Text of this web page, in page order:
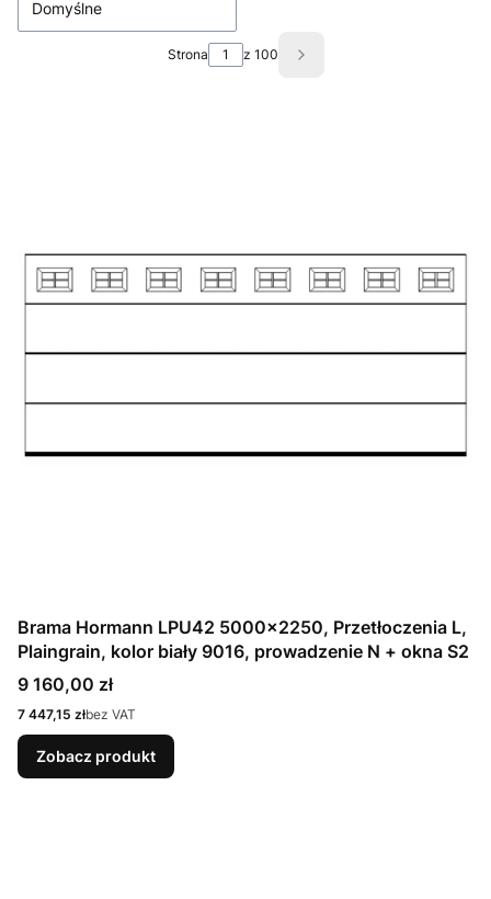
Domyślne
Strona z 100 Następne produkty
Brama Hormann LPU42 5000x2250, Przetłoczenia L,
Plaingrain, kolor biały 9016, prowadzenie N + okna S2
Cena
9 160,00 zł
Cena
7 447,15 złbez VAT
Zobacz produkt